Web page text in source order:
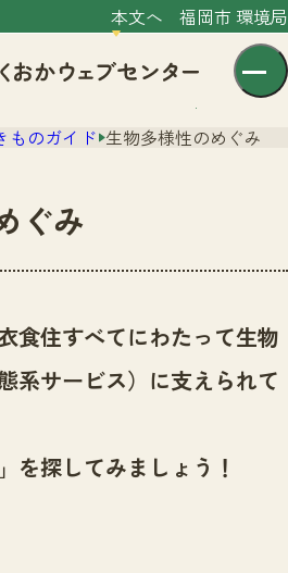
本文へ 福岡市 環境局
ー
TOP
ぐみ
ものガイド 生物多様性のめぐみ
ぐみ
食住すべてにわたって生物
系サービス）に支えられて
を探してみましょう！